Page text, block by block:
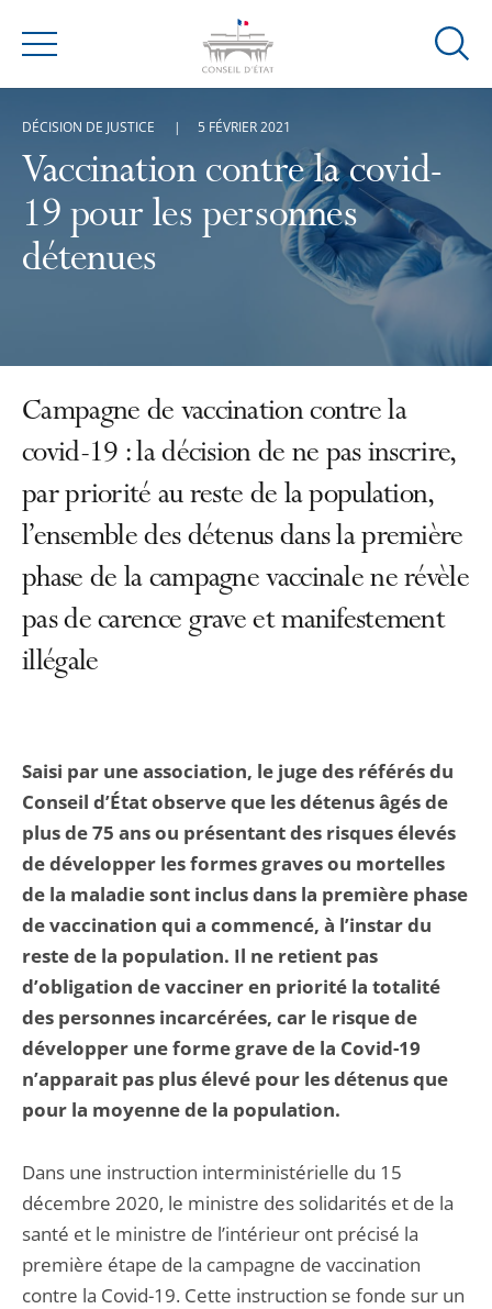
Menu
Ouvrir
Vaccination contre la covid-
19 pour les personnes
détenues
DÉCISION DE JUSTICE 5 FÉVRIER 2021
Campagne de vaccination contre la
covid-19 : la décision de ne pas inscrire,
par priorité au reste de la population,
l’ensemble des détenus dans la première
phase de la campagne vaccinale ne révèle
pas de carence grave et manifestement
illégale
Saisi par une association, le juge des référés du
Conseil d’État observe que les détenus âgés de
plus de 75 ans ou présentant des risques élevés
de développer les formes graves ou mortelles
de la maladie sont inclus dans la première phase
de vaccination qui a commencé, à l’instar du
reste de la population. Il ne retient pas
d’obligation de vacciner en priorité la totalité
des personnes incarcérées, car le risque de
développer une forme grave de la Covid-19
n’apparait pas plus élevé pour les détenus que
pour la moyenne de la population.
Dans une instruction interministérielle du 15
décembre 2020, le ministre des solidarités et de la
santé et le ministre de l’intérieur ont précisé la
première étape de la campagne de vaccination
contre la Covid-19. Cette instruction se fonde sur un